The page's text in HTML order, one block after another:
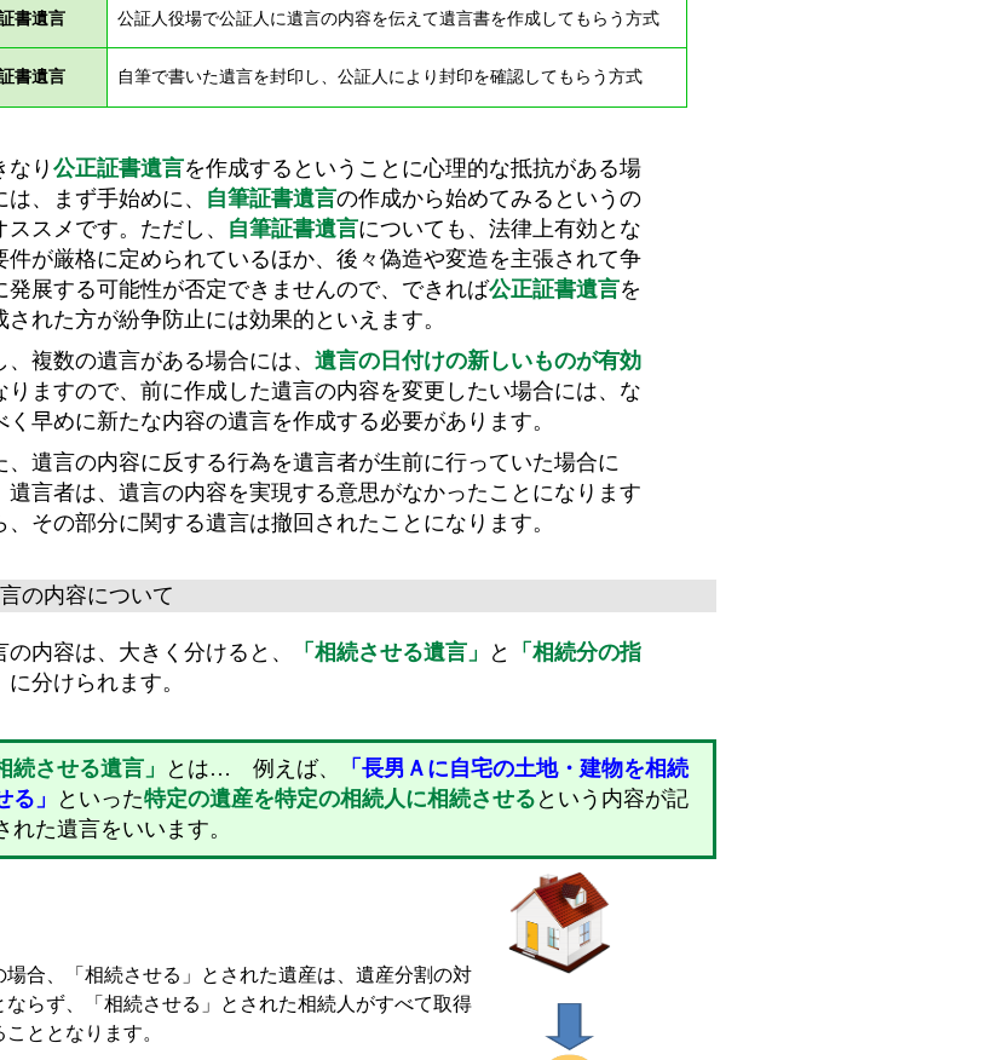
書遺言 公証人役場で公証人に遺言の内容を伝えて遺言書を作成してもらう方式
書遺言 自筆で書いた遺言を封印し、公証人により封印を確認してもらう方式
なり 公正証書遺言を作成するということに心理的な抵抗がある場
は、まず手始めに、
自筆証書遺言の作成から始めてみるというの
ススメです。ただし、 自筆証書遺言についても、法律上有効とな
件が厳格に定められているほか、後々偽造や変造を主張されて争
発展する可能性が否定できませんので、できれば公正証書遺言を
された方が紛争防止には効果的といえます。
、複数の遺言がある場合には、 遺言の日付けの新しいものが有効
りますので、前に作成した遺言の内容を変更したい場合には、な
く早めに新たな内容の遺言を作成する必要があります。
、遺言の内容に反する行為を遺言者が生前に行っていた場合に
遺言者は、遺言の内容を実現する意思がなかったことになります
、その部分に関する遺言は撤回されたことになります。
の内容について
の内容は、大きく分けると、 「相続させる遺言」 と
「相続分の指
に分けられます。
続させる遺言」 とは… 例えば、
「長男Ａに自宅の土地・建物を相続
る」
といった特定の遺産を特定の相続人に相続させる という内容が記
れた遺言をいいます。
場合、「相続させる」とされた遺産は、遺産分割の対
ならず、「相続させる」とされた相続人がすべて取得
こととなります。